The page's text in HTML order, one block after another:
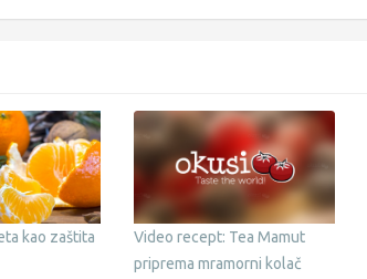
kao zaštita
Video recept: Tea Mamut
priprema mramorni kolač